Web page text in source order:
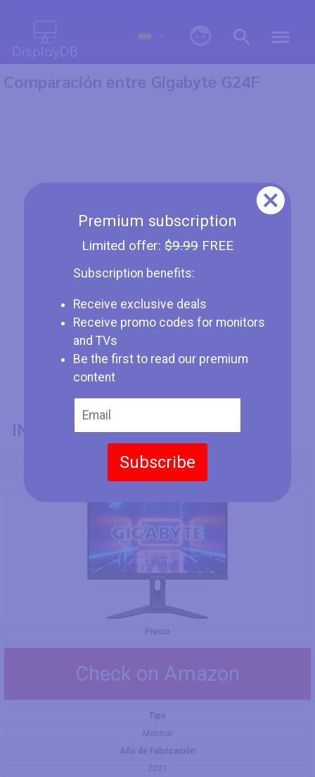
Premium subscription
Limited offer: $9.99FREE
Subscription benefits:
Receive exclusive deals
Receive promo codes for monitors
and TVs
Be the first to read our premium
content
Subscribe
Comparación entre Gigabyte G24F
INFORMACIÓN GENERAL
Modelo
Precio
Check on Amazon
Tipo
Monitor
Año de Fabricación
2021